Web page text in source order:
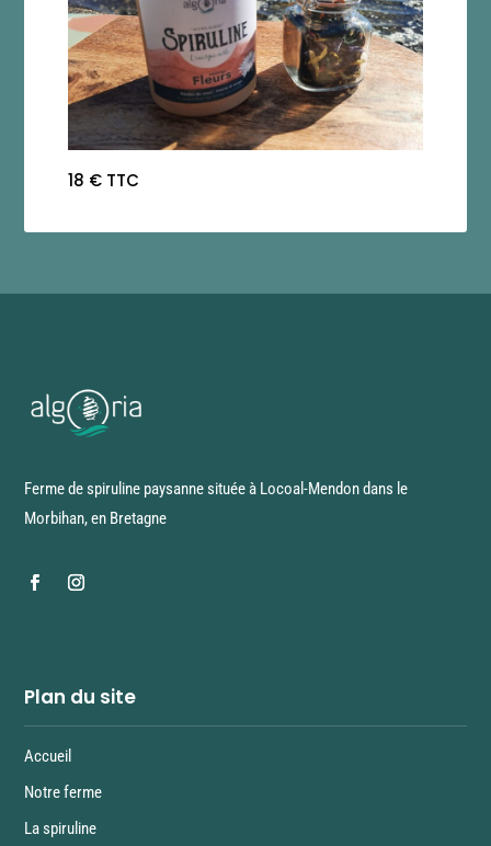
18 € TTC
Ferme de spiruline paysanne située à Locoal-Mendon dans le
Morbihan, en Bretagne
Plan du site
Accueil
Notre ferme
La spiruline